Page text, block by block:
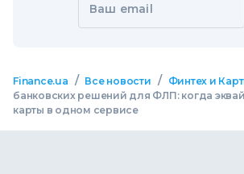
Ваш email
Finance.ua / Все новости / Финтех и
банковских решений для ФЛП: когда
карты в одном сервисе